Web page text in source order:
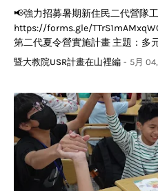
📢強力招募暑期新住民二代營隊
https://forms.gle/
第二代夏令營實施計畫 主題：多
暨大教院USR計畫在山裡編 - 5月